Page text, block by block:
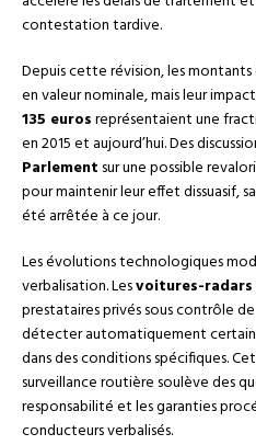
contestation tardive.
Depuis cette révision, les montants
en valeur nominale, mais leur
135 eurosreprésentaient une
en 2015 et aujourd’hui. Des
Parlement sur une possible
pour maintenir leur effet dissuasif,
été arrêtée à ce jour.
Les évolutions technologiques
verbalisation. Lesvoitures-radars
prestataires privés sous contrôle
détecter automatiquement
dans des conditions spécifiques.
surveillance routière soulève des
responsabilité et les garanties
conducteurs verbalisés.